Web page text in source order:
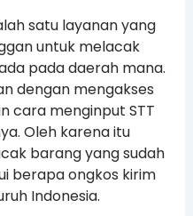
satu layanan yang
untuk melacak
pada daerah mana.
dengan mengakses
cara menginput STT
Oleh karena itu
barang yang sudah
berapa ongkos kirim
Indonesia.